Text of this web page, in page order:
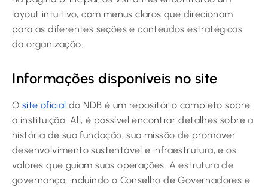
layout intuitivo, com menus claros que direcionam
para as diferentes seções e conteúdos estratégicos
da organização.
Informações disponíveis no site
O site oficial do NDB é um repositório completo sobre
a instituição. Ali, é possível encontrar detalhes sobre a
história de sua fundação, sua missão de promover
desenvolvimento sustentável e infraestrutura, e os
valores que guiam suas operações. A estrutura de
governança, incluindo o Conselho de Governadores e